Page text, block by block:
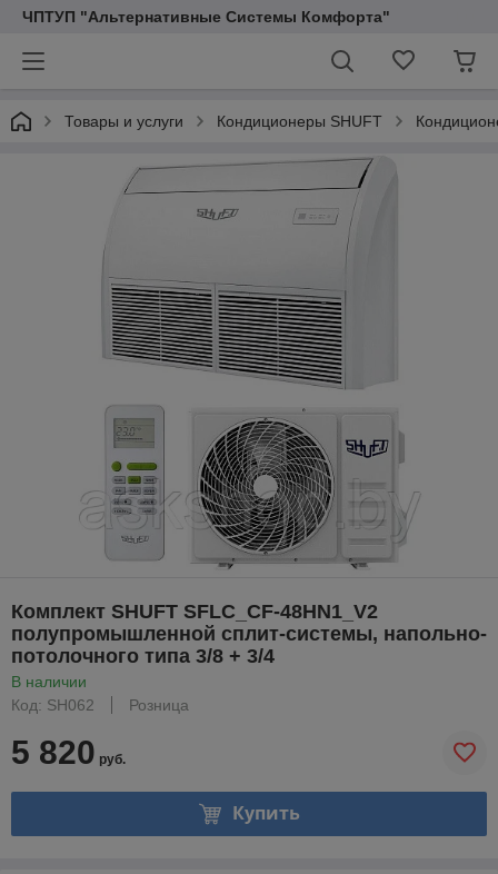
ЧПТУП "Альтернативные Системы Комфорта"
Товары и услуги Кондиционеры SHUFT
Комплект SHUFT SFLC_CF-48HN1_V2
полупромышленной сплит-системы, напольно-
потолочного типа 3/8 + 3/4
В наличии
Код: SH062
Розница
5 820 руб.
Купить